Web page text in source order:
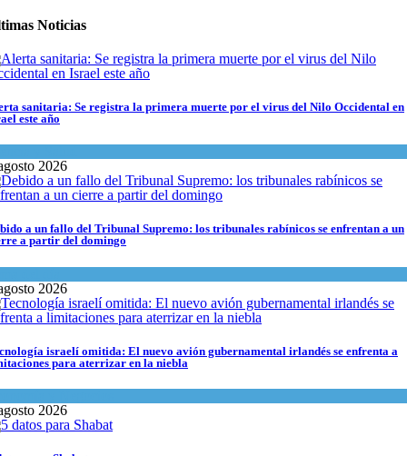
Noticias
sanitaria: Se registra la primera muerte por el virus del Nilo Occidental en
este año
2026
a un fallo del Tribunal Supremo: los tribunales rabínicos se enfrentan a un
a partir del domingo
2026
israelí omitida: El nuevo avión gubernamental irlandés se enfrenta a
para aterrizar en la niebla
2026